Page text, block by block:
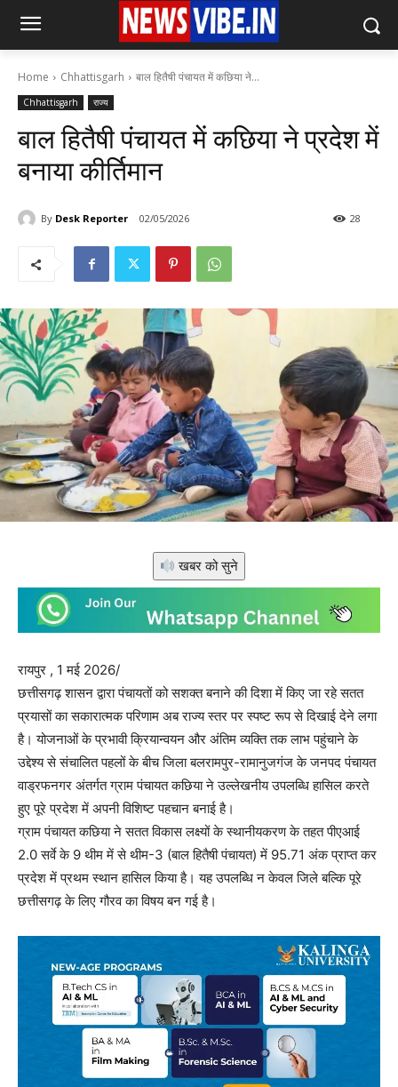
Home Chhattisgarh बाल हितैषी पंचायत में कछिया ने...
Chhattisgarh राज्य
बाल हितैषी पंचायत में कछिया ने प्रदेश में
बनाया कीर्तिमान
By Desk Reporter 02/05/2026 28
खबर को सुने
रायपुर , 1 मई 2026/
छत्तीसगढ़ शासन द्वारा पंचायतों को सशक्त बनाने की दिशा में किए जा रहे सतत
प्रयासों का सकारात्मक परिणाम अब राज्य स्तर पर स्पष्ट रूप से दिखाई देने लगा
है। योजनाओं के प्रभावी क्रियान्वयन और अंतिम व्यक्ति तक लाभ पहुंचाने के
उद्देश्य से संचालित पहलों के बीच जिला बलरामपुर-रामानुजगंज के जनपद पंचायत
वाड्रफनगर अंतर्गत ग्राम पंचायत कछिया ने उल्लेखनीय उपलब्धि हासिल करते
हुए पूरे प्रदेश में अपनी विशिष्ट पहचान बनाई है।
ग्राम पंचायत कछिया ने सतत विकास लक्ष्यों के स्थानीयकरण के तहत पीएआई
2.0 सर्वे के 9 थीम में से थीम-3 (बाल हितैषी पंचायत) में 95.71 अंक प्राप्त कर
प्रदेश में प्रथम स्थान हासिल किया है। यह उपलब्धि न केवल जिले बल्कि पूरे
छत्तीसगढ़ के लिए गौरव का विषय बन गई है।